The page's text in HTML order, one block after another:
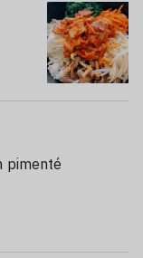
pimenté